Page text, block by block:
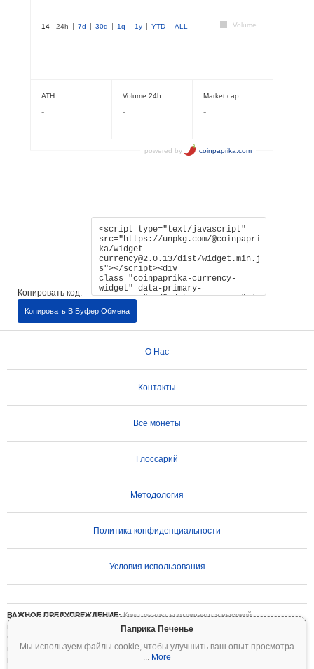
Паприка Печенье
Мы используем файлы cookie, чтобы улучшить ваш опыт просмотра
... More
Копировать код:
Копировать В Буфер Обмена
О Нас
Контакты
Все монеты
Глоссарий
Методология
Политика конфиденциальности
Условия использования
ВАЖНОЕ ПРЕДУПРЕЖДЕНИЕ:Криптовалюты отличаются высокой
волатильностью и сопряжены со значительными рисками. Вы можете потерять
часть или все свои инвестиции. Вся информация на Coinpaprika предоставляется
исключительно в информационных целях и не является финансовой или
инвестиционной рекомендацией. Всегда проводите собственное исследование